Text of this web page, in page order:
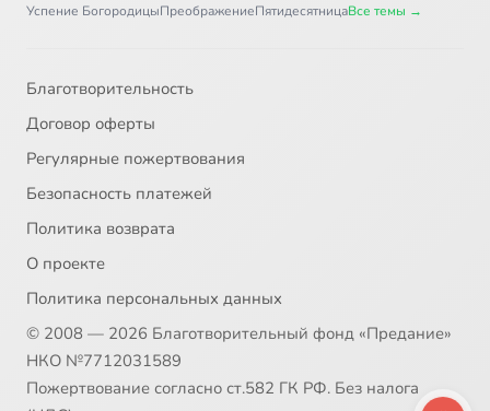
Успение БогородицыПреображениеПятидесятницаВсе темы →
Благотворительность
Договор оферты
Регулярные пожертвования
Безопасность платежей
Политика возврата
О проекте
Политика персональных данных
© 2008 — 2026 Благотворительный фонд «Предание»
НКО №7712031589
Пожертвование согласно ст.582 ГК РФ. Без налога